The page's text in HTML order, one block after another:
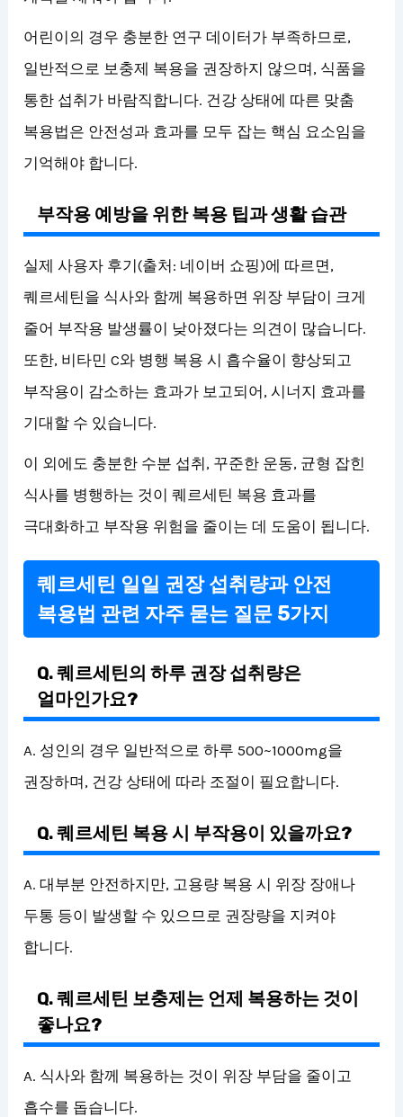
어린이의 경우 충분한 연구 데이터가 부족하므로,
일반적으로 보충제 복용을 권장하지 않으며, 식품을
통한 섭취가 바람직합니다. 건강 상태에 따른 맞춤
복용법은 안전성과 효과를 모두 잡는 핵심 요소임을
기억해야 합니다.
부작용 예방을 위한 복용 팁과 생활 습관
실제 사용자 후기(출처: 네이버 쇼핑)에 따르면,
퀘르세틴을 식사와 함께 복용하면 위장 부담이 크게
줄어 부작용 발생률이 낮아졌다는 의견이 많습니다.
또한, 비타민 C와 병행 복용 시 흡수율이 향상되고
부작용이 감소하는 효과가 보고되어, 시너지 효과를
기대할 수 있습니다.
이 외에도 충분한 수분 섭취, 꾸준한 운동, 균형 잡힌
식사를 병행하는 것이 퀘르세틴 복용 효과를
극대화하고 부작용 위험을 줄이는 데 도움이 됩니다.
퀘르세틴 일일 권장 섭취량과 안전
복용법 관련 자주 묻는 질문 5가지
Q. 퀘르세틴의 하루 권장 섭취량은
얼마인가요?
A. 성인의 경우 일반적으로 하루 500~1000mg을
권장하며, 건강 상태에 따라 조절이 필요합니다.
Q. 퀘르세틴 복용 시 부작용이 있을까요?
A. 대부분 안전하지만, 고용량 복용 시 위장 장애나
두통 등이 발생할 수 있으므로 권장량을 지켜야
합니다.
Q. 퀘르세틴 보충제는 언제 복용하는 것이
좋나요?
A. 식사와 함께 복용하는 것이 위장 부담을 줄이고
흡수를 돕습니다.